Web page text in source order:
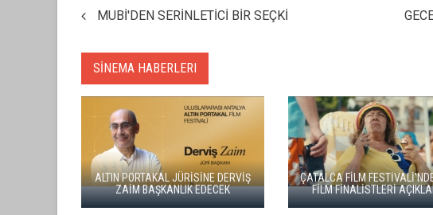
MUBİ'DEN SERİNLETİCİ BİR SEÇKİ
SİNEMA HABERLERI
ALTIN PORTAKAL JÜRİSİNE DERVİŞ
ZAİM BAŞKANLIK EDECEK
ÇATALCA FİLM FESTİVALİ'NDE KISA
FİLM FİNALİSTLERİ AÇIKLANDI